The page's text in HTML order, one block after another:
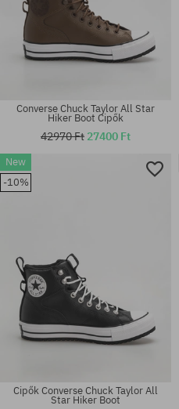
Elérhető méretek:
41; 42; 42.5; 43; 44; 44.5; 45;
46
Converse Chuck Taylor All Star
Hiker Boot Cipők
42970 Ft 27400 Ft
New
-10%
Cipők Converse Chuck Taylor All
Star Hiker Boot